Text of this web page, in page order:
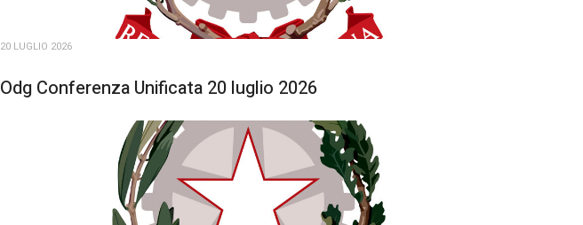
20 LUGLIO 2026
Odg Conferenza Unificata 20 luglio 2026